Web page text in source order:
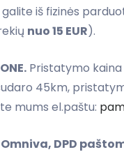
iš fizinės
nuo 15 EUR).
Pristatymo
45km,
mums el.paštu:
DPD